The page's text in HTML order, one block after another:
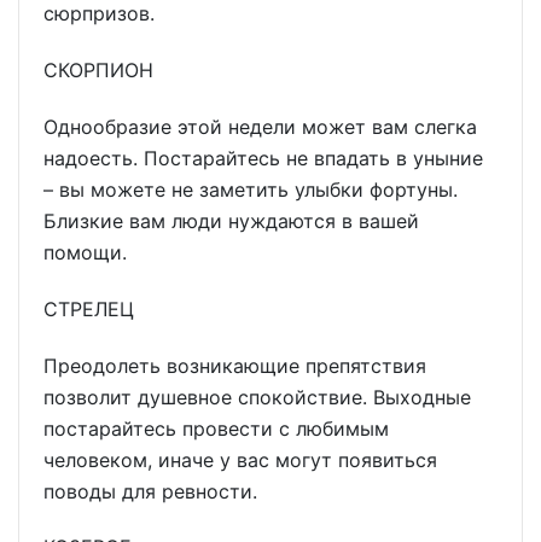
сюрпризов.
СКОРПИОН
Однообразие этой недели может вам слегка
надоесть. Постарайтесь не впадать в уныние
– вы можете не заметить улыбки фортуны.
Близкие вам люди нуждаются в вашей
помощи.
СТРЕЛЕЦ
Преодолеть возникающие препятствия
позволит душевное спокойствие. Выходные
постарайтесь провести с любимым
человеком, иначе у вас могут появиться
поводы для ревности.